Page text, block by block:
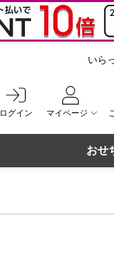
ログイン マイページ
いら
おせ